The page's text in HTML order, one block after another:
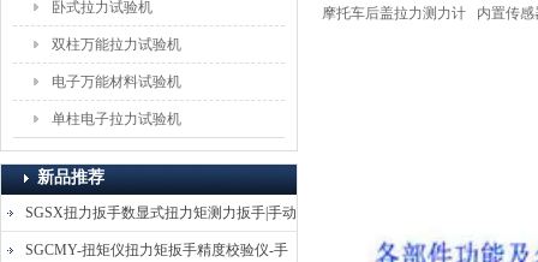
卧式拉力试验机
双柱万能拉力试验机
电子万能材料试验机
单柱电子拉力试验机
新品推荐
SGSX扭力扳手数显式扭力矩测力扳手|手动
定扭矩检测扳手
SGCMY-扭矩仪扭力矩扳手精度校验仪-手
摩托车后盖拉力测力计 内置传